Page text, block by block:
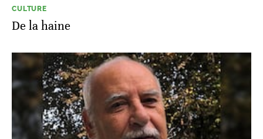
CULTURE
De la haine